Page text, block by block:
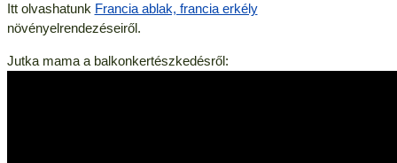
Itt olvashatunk Francia ablak, francia erkély
növényelrendezéseiről.
Jutka mama a balkonkertészkedésről: